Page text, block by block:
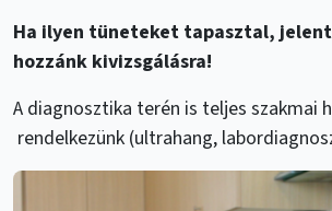
Ha ilyen tüneteket tapasztal,
hozzánk kivizsgálásra!
A diagnosztika terén is teljes szakmai
rendelkezünk (ultrahang,